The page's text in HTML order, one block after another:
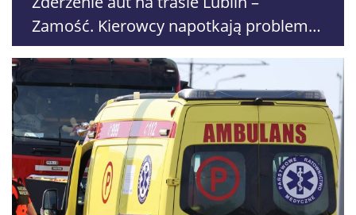
Zamość. Kierowcy napotkają problemy
z przejazdem